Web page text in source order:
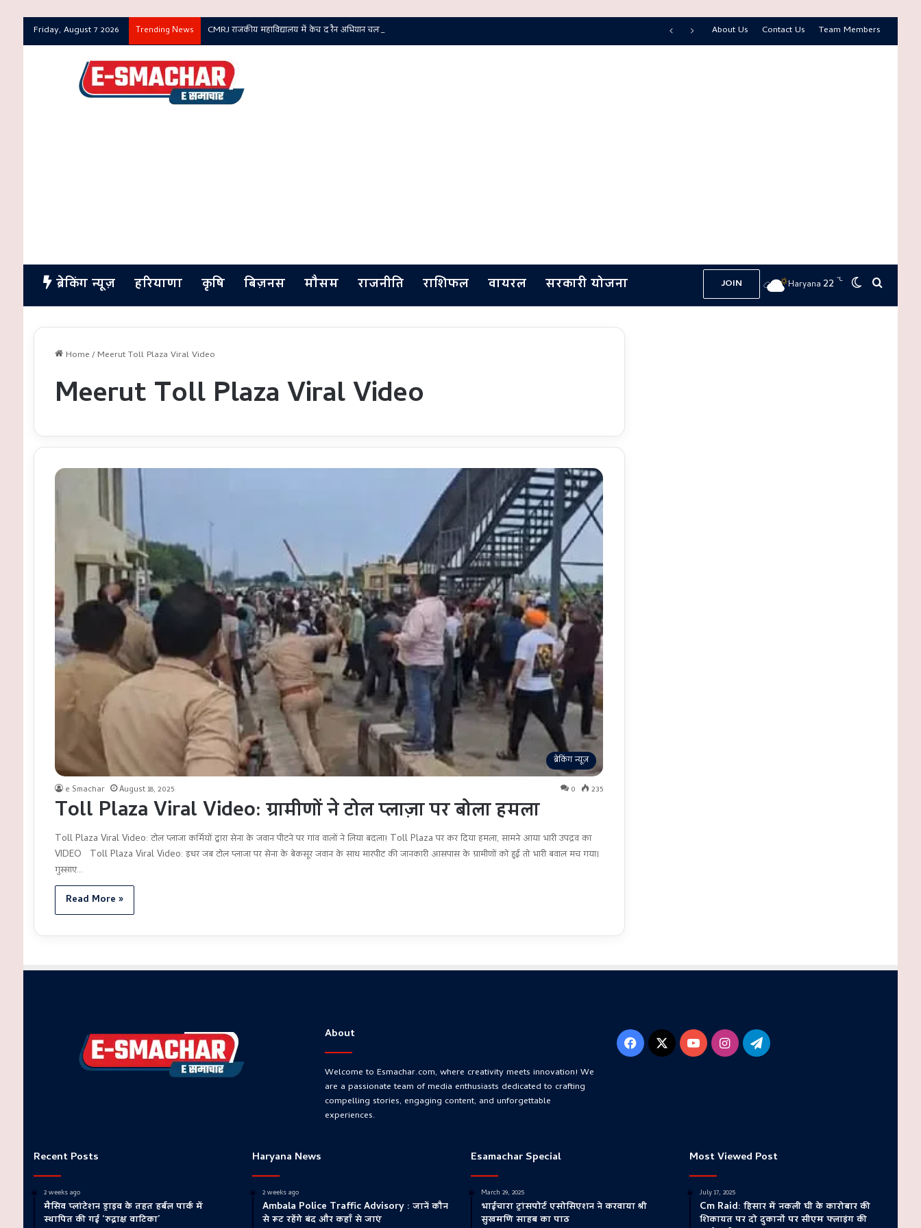
Friday, August 7 2026 Trending News CMRJ राजकीय महाविद्यालय में केच द रैन अभियान चलाया गया About Us Contact Us Team Members
ब्रेकिंग न्यूज़ हरियाणा कृषि बिज़नस मौसम राजनीति राशिफल वायरल सरकारी योजना JOIN Haryana 22℃ Switch skin
Search
Home/ Meerut Toll Plaza Viral Video
Meerut Toll Plaza Viral Video
ब्रेकिंग न्यूज़
e Smachar August 18, 2025 0 235
Toll Plaza Viral Video: ग्रामीणों ने टोल प्लाज़ा पर बोला हमला
Toll Plaza Viral Video: टोल प्लाजा कर्मियों द्वारा सेना के जवान पीटने पर गांव वालों ने लिया बदला! Toll Plaza पर कर दिया हमला, सामने आया भारी उपद्रव का
VIDEO Toll Plaza Viral Video: इधर जब टोल प्लाजा पर सेना के बेकसूर जवान के साथ मारपीट की जानकारी आसपास के ग्रामीणों को हुई तो भारी बवाल मच गया।
गुस्साए…
Read More »
About
Welcome to Esmachar.com, where creativity meets innovation! We
are a passionate team of media enthusiasts dedicated to crafting
compelling stories, engaging content, and unforgettable
experiences.
Facebook
X YouTubeInstagramTelegram
Recent Posts
2 weeks ago
मैसिव प्लांटेशन ड्राइव के तहत हर्बल पार्क में
स्थापित की गई ‘रुद्राक्ष वाटिका’
Haryana News
2 weeks ago
Ambala Police Traffic Advisory : जानें कौन
से रूट रहेंगे बंद और कहाँ से जाएं
Esamachar Special
March 29, 2025
भाईचारा ट्रांसपोर्ट एसोसिएशन ने करवाया श्री
सुखमणि साहब का पाठ
Most Viewed Post
July 17, 2025
Cm Raid: हिसार में नकली घी के कारोबार की
शिकायत पर दो दुकानों पर सीएम फ्लाइंग की